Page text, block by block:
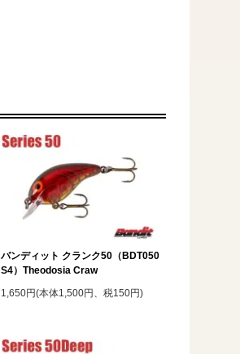
バンディット クランク50（BDT050
S4）Theodosia Craw
1,650円(本体1,500円、税150円)